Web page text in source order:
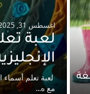
اغسطس 31, 2025
لعبة
لعبة تعلم أسماء
مع ه...